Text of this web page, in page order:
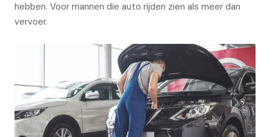
hebben. Voor mannen die auto rijden zien als meer dan
vervoer.